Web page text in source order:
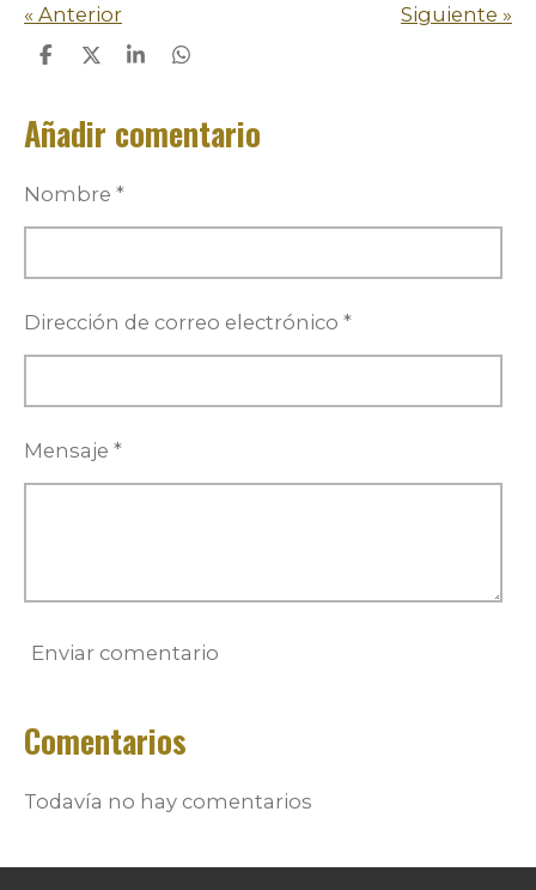
« Anterior Siguiente »
C
p
a
t
i
r
C
p
a
t
i
r
C
p
a
r
C
p
a
r
Añadir comentario
Nombre *
Dirección de correo electrónico *
Mensaje *
Enviar comentario
Comentarios
Todavía no hay comentarios